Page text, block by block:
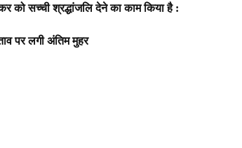
को सच्ची श्रद्धांजलि देने का काम किया है :
पर लगी अंतिम मुहर